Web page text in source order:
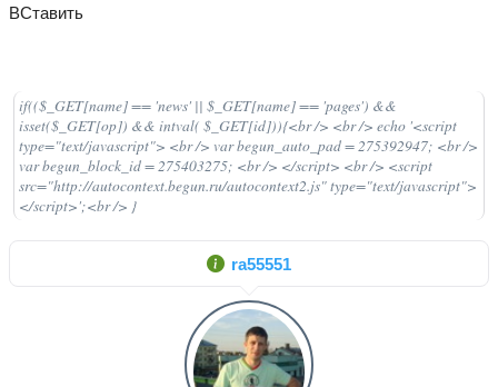
ВСтавить
if(($_GET[name] == 'news' || $_GET[name] == 'pages') &&
isset($_GET[op]) && intval( $_GET[id])){<br /> <br /> echo '<script
type="text/javascript"> <br /> var begun_auto_pad = 275392947; <br />
var begun_block_id = 275403275; <br /> </script> <br /> <script
src="http://autocontext.begun.ru/autocontext2.js" type="text/javascript">
</script>';<br /> }
ra55551